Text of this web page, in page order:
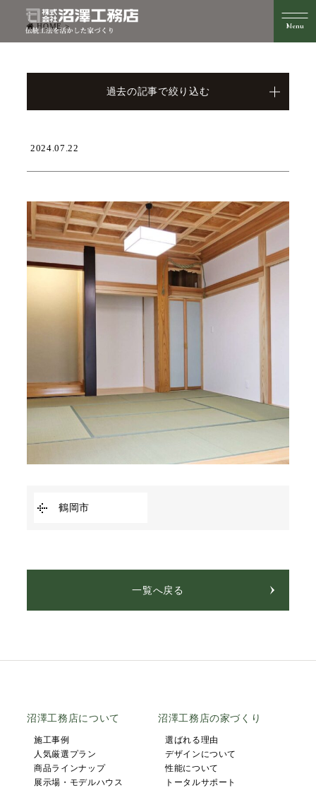
HOME>
過去の記事で絞り込む
2024.07.22
鶴岡市
一覧へ戻る
沼澤工務店について
施工事例
人気厳選プラン
商品ラインナップ
展示場・モデルハウス
沼澤工務店の家づくり
選ばれる理由
デザインについて
性能について
トータルサポート